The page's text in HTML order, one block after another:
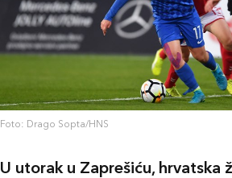
Foto: Drago Sopta/HNS
U utorak u Zaprešiću, hrvatska